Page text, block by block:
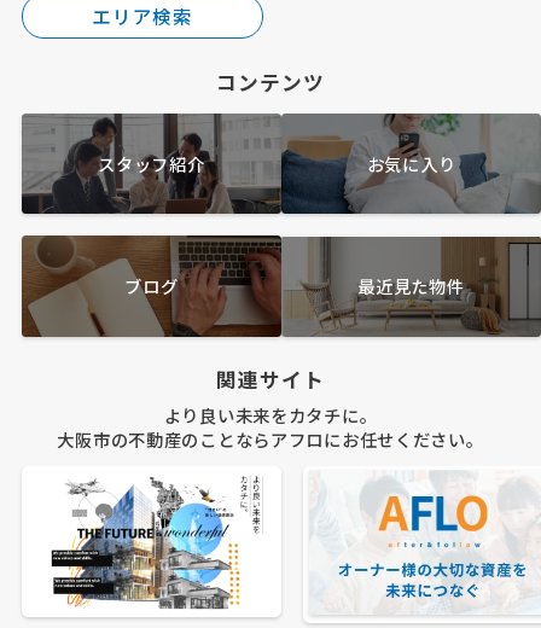
エリア検索
コンテンツ
スタッフ紹介 お気に入り
ブログ 最近見た物件
関連サイト
より良い未来をカタチに。
大阪市の不動産のことならアフロにお任せください。